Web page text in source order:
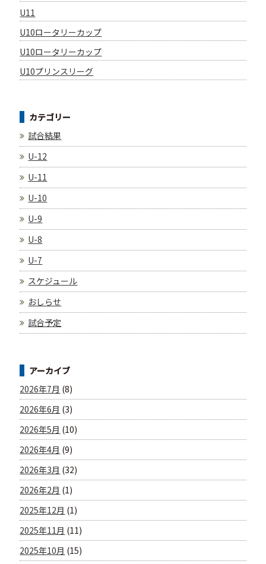
U11
U10ロータリーカップ
U10ロータリーカップ
U10プリンスリーグ
カテゴリー
試合結果
U-12
U-11
U-10
U-9
U-8
U-7
スケジュール
おしらせ
試合予定
アーカイブ
2026年7月 (8)
2026年6月 (3)
2026年5月 (10)
2026年4月 (9)
2026年3月 (32)
2026年2月 (1)
2025年12月 (1)
2025年11月 (11)
2025年10月 (15)